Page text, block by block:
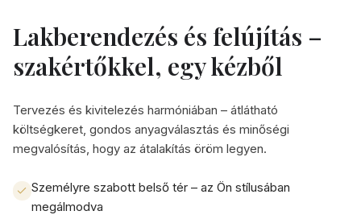
Lakberendezés és felújítás –
szakértőkkel, egy kézből
Tervezés és kivitelezés harmóniában – átlátható
költségkeret, gondos anyagválasztás és minőségi
megvalósítás, hogy az átalakítás öröm legyen.
Személyre szabott belső tér – az Ön stílusában
megálmodva